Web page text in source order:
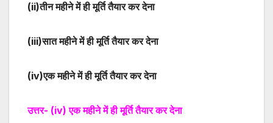
(ii)तीन महीने में ही मूर्ति तैयार कर देना
(iii)सात महीने में ही मूर्ति तैयार कर देना
(iv)एक महीने में ही मूर्ति तैयार कर देना
उत्तर- (iv) एक महीने में ही मूर्ति तैयार कर देना